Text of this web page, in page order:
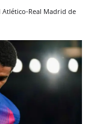
Atlético-Real Madrid de